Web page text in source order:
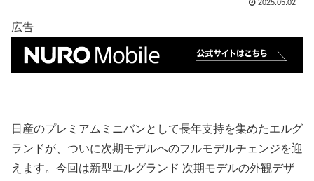
2025.05.02
広告
日産のプレミアムミニバンとして長年支持を集めたエルグ
ランドが、ついに次期モデルへのフルモデルチェンジを迎
えます。今回は新型エルグランド 次期モデルの外観デザ